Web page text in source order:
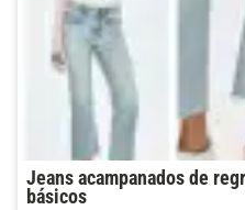
Jeans acampanados de
básicos